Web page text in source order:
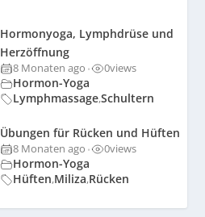
Hormonyoga, Lymphdrüse und
Herzöffnung
8 Monaten ago • 0views
Hormon-Yoga
Lymphmassage,Schultern
Übungen für Rücken und Hüften
8 Monaten ago • 0views
Hormon-Yoga
Hüften,Miliza,Rücken